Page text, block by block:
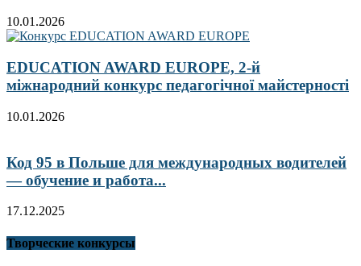
10.01.2026
EDUCATION AWARD EUROPE, 2-й
міжнародний конкурс педагогічної майстерності
10.01.2026
Код 95 в Польше для международных водителей
— обучение и работа...
17.12.2025
Творческие конкурсы